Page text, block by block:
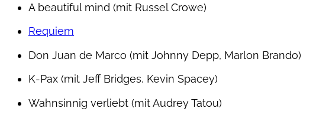
A beautiful mind (mit Russel Crowe)
Requiem
Don Juan de Marco (mit Johnny Depp, Marlon Brando)
K-Pax (mit Jeff Bridges, Kevin Spacey)
Wahnsinnig verliebt (mit Audrey Tatou)